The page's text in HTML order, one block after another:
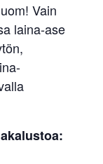
Vain
laina-ase